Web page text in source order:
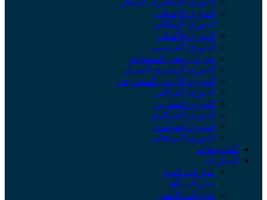
الدوري الإسباني
الدوري الإيطالي
الدوري الألماني
الدوري الفرنسي
دوري روشن السعودي
الدوري المصري الممتاز
الدوري الأردني للمحترفين
الدوري العراقي
الدوري المغربي
الدوري الجزائري
الدوري الهولندي
الدوري البرتغالي
الفيديوهات
المباريات
مباريات اليوم
مباريات الغد
مباريات الأمس